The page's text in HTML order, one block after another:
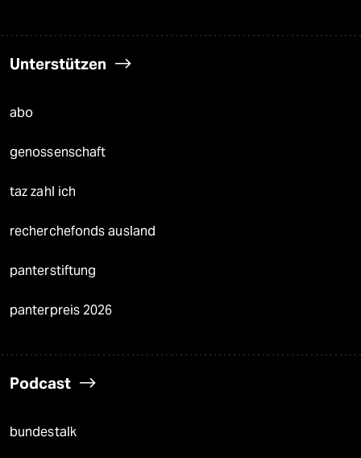
Unterstützen
abo
genossenschaft
taz zahl ich
recherchefonds ausland
panterstiftung
panterpreis 2026
Podcast
bundestalk